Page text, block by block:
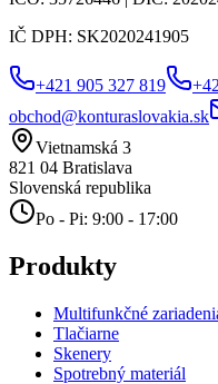
IČ DPH: SK2020241905
+421 905 327 819
obchod@konturaslovakia.sk
Vietnamská 3
821 04 Bratislava
Slovenská republika
Po - Pi: 9:00 - 17:00
Produkty
Multifunkčné
Tlačiarne
Skenery
Spotrebný materiál